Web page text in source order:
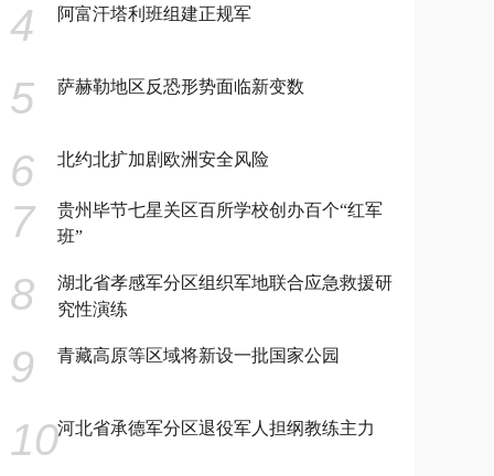
4 阿富汗塔利班组建正规军
5 萨赫勒地区反恐形势面临新变数
6 北约北扩加剧欧洲安全风险
7
贵州毕节七星关区百所学校创办百个“红军
班”
8
湖北省孝感军分区组织军地联合应急救援研
究性演练
9 青藏高原等区域将新设一批国家公园
10河北省承德军分区退役军人担纲教练主力